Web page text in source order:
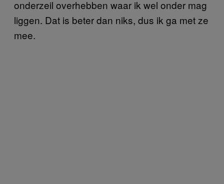
onderzeil overhebben waar ik wel onder mag
liggen. Dat is beter dan niks, dus ik ga met ze
mee.